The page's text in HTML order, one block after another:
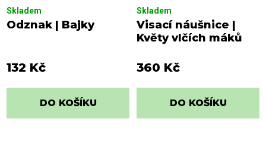
Odznak | Bajky
Skladem
132 Kč
DO KOŠÍKU
Visací náušnice |
Květy vlčích máků
Skladem
360 Kč
DO KOŠÍKU